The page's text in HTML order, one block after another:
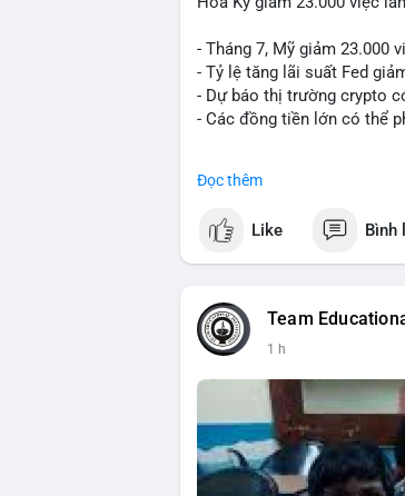
- Tháng 7, Mỹ giảm 23.000
- Tỷ lệ tăng lãi suất Fed
- Dự báo thị trường crypto
- Các đồng tiền lớn có thể
#vlikevn #titanbot
📰 Nguồn: CoinDesk
Đọc thêm
Like Bình
Team
1 h